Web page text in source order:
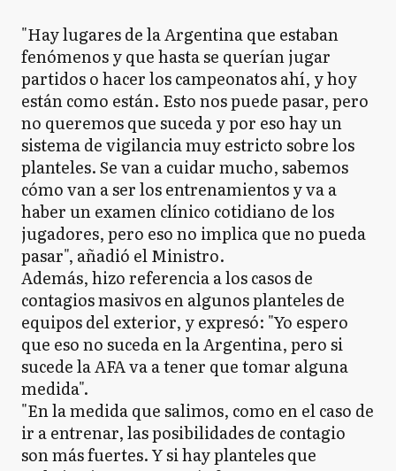
"Hay lugares de la Argentina que estaban
fenómenos y que hasta se querían jugar
partidos o hacer los campeonatos ahí, y hoy
están como están. Esto nos puede pasar, pero
no queremos que suceda y por eso hay un
sistema de vigilancia muy estricto sobre los
planteles. Se van a cuidar mucho, sabemos
cómo van a ser los entrenamientos y va a
haber un examen clínico cotidiano de los
jugadores, pero eso no implica que no pueda
pasar", añadió el Ministro.
Además, hizo referencia a los casos de
contagios masivos en algunos planteles de
equipos del exterior, y expresó: "Yo espero
que eso no suceda en la Argentina, pero si
sucede la AFA va a tener que tomar alguna
medida".
"En la medida que salimos, como en el caso de
ir a entrenar, las posibilidades de contagio
son más fuertes. Y si hay planteles que